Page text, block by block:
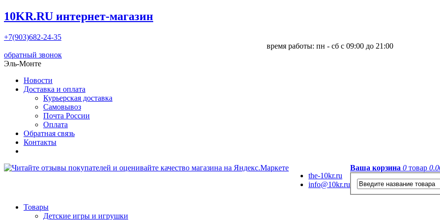
10KR.RU интернет-магазин
+7(903)682-24-35
время работы: пн - сб с 09:00 до 21:00
обратный звонок
Эль-Монте
Новости
Доставка и оплата
Курьерская доставка
Самовывоз
Почта России
Оплата
Обратная связь
Контакты
the-10kr.ru
info@10kr.ru
Ваша корзина 0 товар
Товары
Детские игры и игрушки